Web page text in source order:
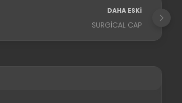
DAHA ESKI
SURGICAL CAP